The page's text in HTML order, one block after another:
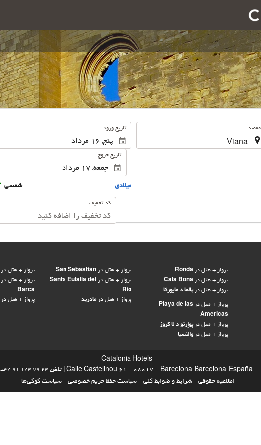
مقصد تاریخ ورود
تاریخ خروج
ميلادى شمسى
کد تخفیف
پرواز + هتل در
پرواز + هتل در
Barca
پرواز + هتل در
پرواز + هتل در
پرواز + هتل در Santa Eulalia del
Rio
پرواز + هتل در مادرید
پرواز + هتل در
پرواز + هتل در
پرواز + هتل در پالما د مایورکا
پرواز + هتل در Playa de las
Americas
پرواز + هتل در پواِرتو د لا کروز
پرواز + هتل در والنسیا
Catalonia Hotels
Calle Castellnou 61 - 08017 - Barcelona, Barcelona, España | تلفن
+34 91 144 79 24
اطلاعیه حقوقی شرایط و ضوابط کلی سیاست حفظ حریم خصوصی سیاست کوکی‌ها